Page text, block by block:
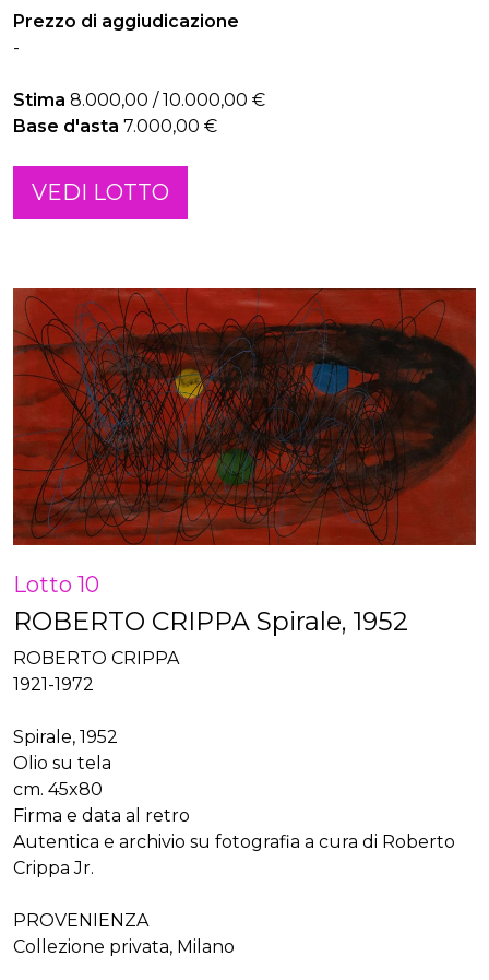
Prezzo di aggiudicazione
-
Stima 8.000,00 / 10.000,00 €
Base d'asta 7.000,00 €
VEDI LOTTO
Lotto 10
ROBERTO CRIPPA Spirale, 1952
ROBERTO CRIPPA
1921-1972
Spirale, 1952
Olio su tela
cm. 45x80
Firma e data al retro
Autentica e archivio su fotografia a cura di Roberto
Crippa Jr.
PROVENIENZA
Collezione privata, Milano